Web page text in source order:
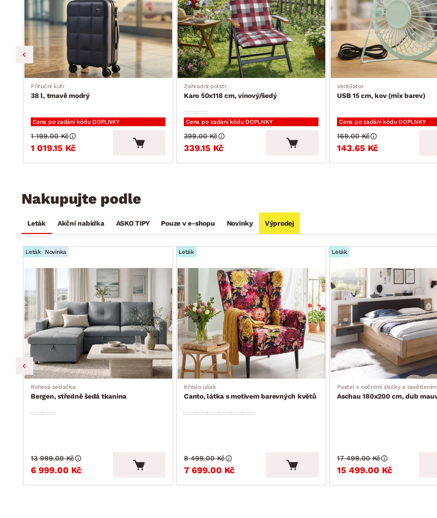
Příruční kufr
38 l, tmavě modrý
Cena po zadání kódu DOPLNKY
1 019.15 Kč
1 199.00 Kč
Zahradní polstr
Karo 50x118 cm, vínový/šedý
Cena po zadání kódu DOPLNKY
339.15 Kč
399.00 Kč
Ventilátor
USB 15 cm, kov (mix barev)
Cena po zadání kódu DOPLNKY
143.65 Kč
169.00 Kč
Nakupujte podle
Leták Akční nabídka ASKO TIPY Pouze v e-shopu Novinky Výprodej
Leták Novinka
Rohová sedačka
Bergen, středně šedá tkanina
6 999.00 Kč
13 999.00 Kč
Leták
Křeslo ušák
Canto, látka s motivem barevných květů
7 699.00 Kč
8 499.00 Kč
Leták
Postel s nočními stolky a osvětlením
Aschau 180x200 cm, dub
15 499.00 Kč
17 499.00 Kč